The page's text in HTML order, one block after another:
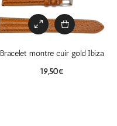
Bracelet montre cuir gold Ibiza
19,50€